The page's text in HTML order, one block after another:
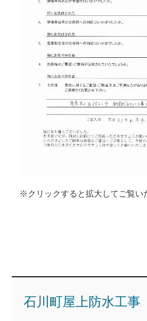
※クリックすると拡大してご覧い
石川町屋上防水工